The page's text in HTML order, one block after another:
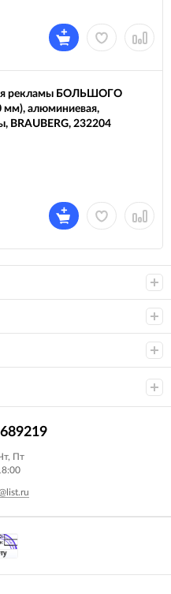
рекламы БОЛЬШОГО
алюминиевая,
BRAUBERG, 232204
Пт